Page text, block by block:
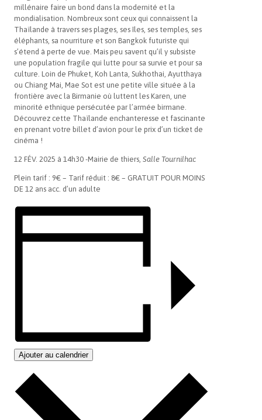
millénaire faire un bond dans la modernité et la
mondialisation. Nombreux sont ceux qui connaissent la
Thaïlande à travers ses plages, ses îles, ses temples, ses
éléphants, sa nourriture et son Bangkok futuriste qui
s’étend à perte de vue. Mais peu savent qu’il y subsiste
une population fragile qui lutte pour sa survie et pour sa
culture. Loin de Phuket, Koh Lanta, Sukhothai, Ayutthaya
ou Chiang Mai, Mae Sot est une petite ville située à la
frontière avec la Birmanie où luttent les Karen, une
minorité ethnique persécutée par l’armée birmane.
Découvrez cette Thaïlande enchanteresse et fascinante
en prenant votre billet d’avion pour le prix d’un ticket de
cinéma !
12 FÉV. 2025 à 14h30 -Mairie de thiers, Salle Tournilhac
Plein tarif : 9€ – Tarif réduit : 8€ – GRATUIT POUR MOINS
DE 12 ans acc. d’un adulte
Ajouter au calendrier